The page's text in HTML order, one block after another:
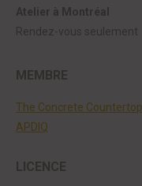
Atelier à Montréal
Rendez-vous seulement
MEMBRE
The Concrete
APDIQ
LICENCE